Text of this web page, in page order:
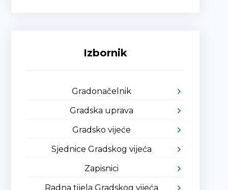
Izbornik
Gradonačelnik
Gradska uprava
Gradsko vijeće
Sjednice Gradskog vijeća
Zapisnici
Radna tijela Gradskog vijeća